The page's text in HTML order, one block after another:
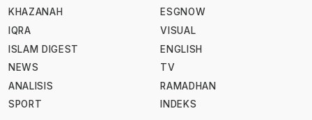
KHAZANAH
IQRA
ISLAM DIGEST
NEWS
ANALISIS
SPORT
ESGNOW
VISUAL
ENGLISH
TV
RAMADHAN
INDEKS